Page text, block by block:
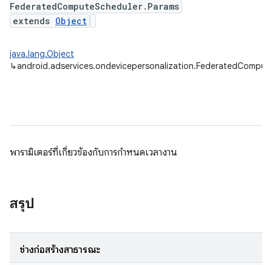
FederatedComputeScheduler.Params
extends Object
java.lang.Object
↳
พารามิเตอร์ที่เกี่ยวข้องกับการกำหนดเวลางาน
สรุป
ช่างก่อสร้างสาธารณะ